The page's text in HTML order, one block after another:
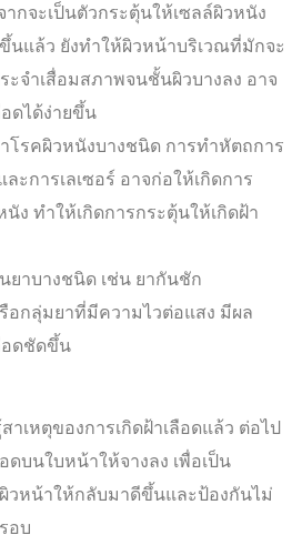
กจะเป็นตัวกระตุ้นให้เซลล์ผิวหนัง
นแล้ว ยังทำให้ผิวหน้าบริเวณที่มักจะ
ะจำเสื่อมสภาพจนชั้นผิวบางลง อาจ
ดได้ง่ายขึ้น
โรคผิวหนังบางชนิด การทำหัตถการ
ะการเลเซอร์ อาจก่อให้เกิดการ
นัง ทำให้เกิดการกระตุ้นให้เกิดฝ้า
ยาบางชนิด เช่น ยากันชัก
อกลุ่มยาที่มีความไวต่อแสง มีผล
อดชัดขึ้น
เหตุของการเกิดฝ้าเลือดแล้ว ต่อไป
ดบนใบหน้าให้จางลง เพื่อเป็น
วหน้าให้กลับมาดีขึ้นและป้องกันไม่
อบ